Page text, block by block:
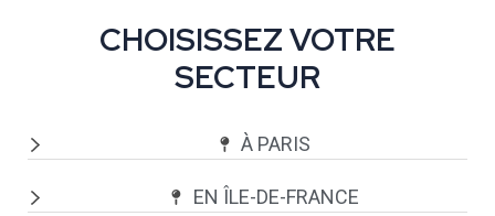
CHOISISSEZ VOTRE
SECTEUR
À PARIS
EN ÎLE-DE-FRANCE